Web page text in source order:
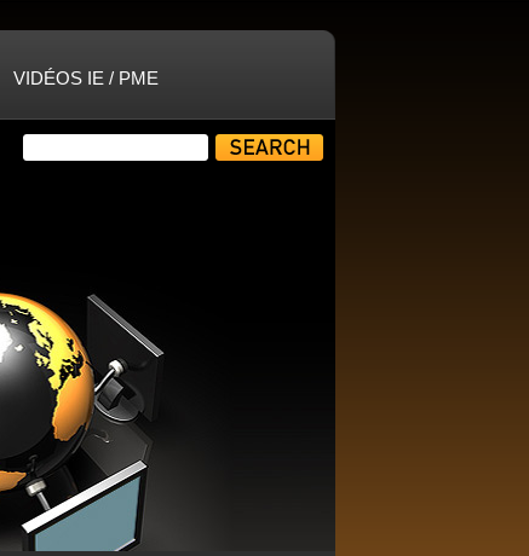
VIDÉOS IE / PME